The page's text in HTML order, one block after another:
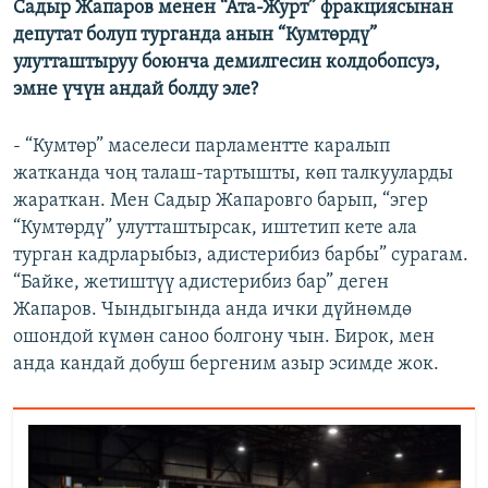
Садыр Жапаров менен “Ата-Журт” фракциясынан
депутат болуп турганда анын “Кумтөрдү”
улутташтыруу боюнча демилгесин колдобопсуз,
эмне үчүн андай болду эле?
- “Кумтөр” маселеси парламентте каралып
жатканда чоң талаш-тартышты, көп талкууларды
жараткан. Мен Садыр Жапаровго барып, “эгер
“Кумтөрдү” улутташтырсак, иштетип кете ала
турган кадрларыбыз, адистерибиз барбы” сурагам.
“Байке, жетиштүү адистерибиз бар” деген
Жапаров. Чындыгында анда ички дүйнөмдө
ошондой күмөн саноо болгону чын. Бирок, мен
анда кандай добуш бергеним азыр эсимде жок.